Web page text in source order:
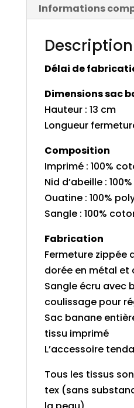
Informations
Description
Délai de
Dimensions sac
Hauteur : 13 cm
Longueur
Composition
Imprimé : 100%
Nid d’abeille :
Ouatine : 100%
Sangle : 100%
Fabrication
Fermeture zippée
dorée en métal et
Sangle écru avec
coulissage pour
Sac banane
tissu imprimé
L’accessoire
Tous les tissus
tex (sans